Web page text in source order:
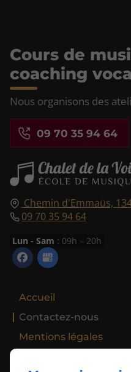
Chemin d'Emmaüs,
09 70 35 94 64
Lun - Sam : 09h – 20h
Accueil
Contactez-nous
Mentions légales
Cours de
coaching
Nous organisons des
09 70 35 94 64